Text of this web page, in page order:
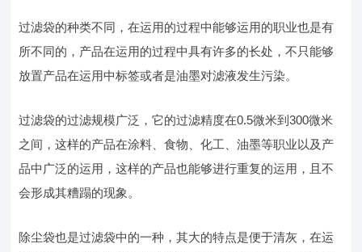
过滤袋的种类不同，在运用的过程中能够运用的职业也是有
所不同的，产品在运用的过程中具有许多的长处，不只能够
放置产品在运用中标签或者是油墨对滤液发生污染。
过滤袋的过滤规模广泛，它的过滤精度在0.5微米到300微米
之间，这样的产品在涂料、食物、化工、油墨等职业以及产
品中广泛的运用，这样的产品也能够进行重复的运用，且不
会形成其糟蹋的现象。
除尘袋也是过滤袋中的一种，其大的特点是便于清灰，在运